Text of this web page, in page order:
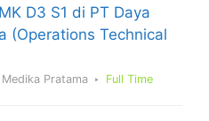
D3 S1 di PT Daya
(Operations Technical
Pratama Full Time